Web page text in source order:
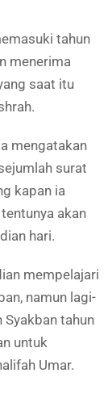
tahun
menerima
saat itu
mengatakan
surat
kapan ia
akan
hari.
mempelajari
namun lagi-
tahun
untuk
Umar.